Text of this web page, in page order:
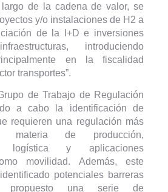
de la cadena de valor, se
y/o instalaciones de H2 a
de la I+D e inversiones
introduciendo
en la fiscalidad
transportes”.
de Trabajo de Regulación
a cabo la identificación de
requieren una regulación más
materia de producción,
logística y aplicaciones
movilidad. Además, este
potenciales barreras
una serie de